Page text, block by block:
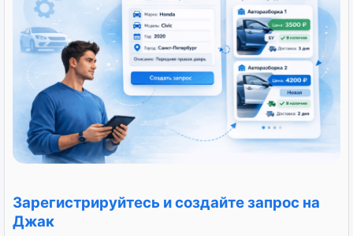
Зарегистрируйтесь и создайте запрос на
Джак